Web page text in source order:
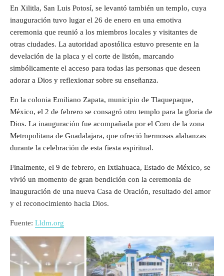
En Xilitla, San Luis Potosí, se levantó también un templo, cuya
inauguración tuvo lugar el 26 de enero en una emotiva
ceremonia que reunió a los miembros locales y visitantes de
otras ciudades. La autoridad apostólica estuvo presente en la
develación de la placa y el corte de listón, marcando
simbólicamente el acceso para todas las personas que deseen
adorar a Dios y reflexionar sobre su enseñanza.
En la colonia Emiliano Zapata, municipio de Tlaquepaque,
México, el 2 de febrero se consagró otro templo para la gloria de
Dios. La inauguración fue acompañada por el Coro de la zona
Metropolitana de Guadalajara, que ofreció hermosas alabanzas
durante la celebración de esta fiesta espiritual.
Finalmente, el 9 de febrero, en Ixtlahuaca, Estado de México, se
vivió un momento de gran bendición con la ceremonia de
inauguración de una nueva Casa de Oración, resultado del amor
y el reconocimiento hacia Dios.
Fuente: Lldm.org